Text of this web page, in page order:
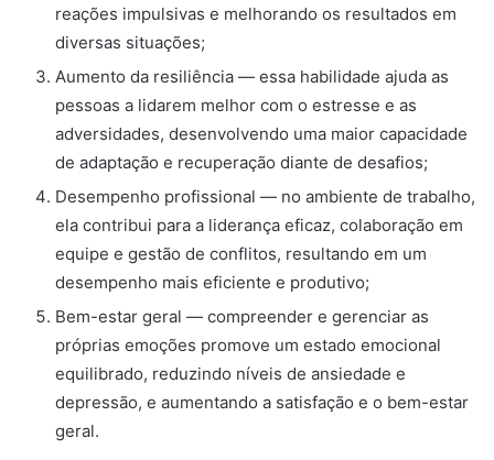
reações impulsivas e melhorando os resultados em
diversas situações;
Aumento da resiliência — essa habilidade ajuda as
pessoas a lidarem melhor com o estresse e as
adversidades, desenvolvendo uma maior capacidade
de adaptação e recuperação diante de desafios;
Desempenho profissional — no ambiente de trabalho,
ela contribui para a liderança eficaz, colaboração em
equipe e gestão de conflitos, resultando em um
desempenho mais eficiente e produtivo;
Bem-estar geral — compreender e gerenciar as
próprias emoções promove um estado emocional
equilibrado, reduzindo níveis de ansiedade e
depressão, e aumentando a satisfação e o bem-estar
geral.